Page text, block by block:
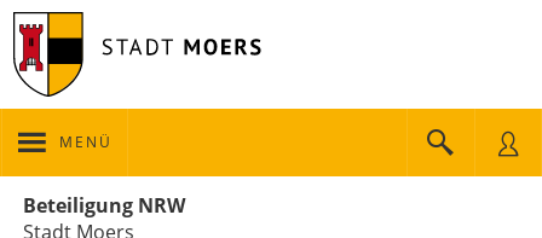
MENÜ
Beteiligung NRW
Stadt Moers